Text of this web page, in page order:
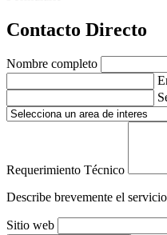
Contacto Directo
Nombre completo
Requerimiento Técnico
Describe brevemente el
Sitio web